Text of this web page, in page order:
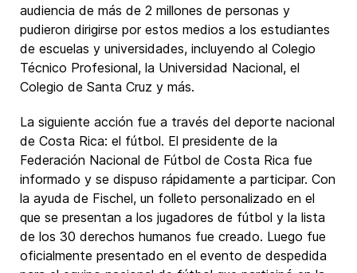
audiencia de más de 2 millones de personas y
pudieron dirigirse por estos medios a los estudiantes
de escuelas y universidades, incluyendo al Colegio
Técnico Profesional, la Universidad Nacional, el
Colegio de Santa Cruz y más.
La siguiente acción fue a través del deporte nacional
de Costa Rica: el fútbol. El presidente de la
Federación Nacional de Fútbol de Costa Rica fue
informado y se dispuso rápidamente a participar. Con
la ayuda de Fischel, un folleto personalizado en el
que se presentan a los jugadores de fútbol y la lista
de los 30 derechos humanos fue creado. Luego fue
oficialmente presentado en el evento de despedida